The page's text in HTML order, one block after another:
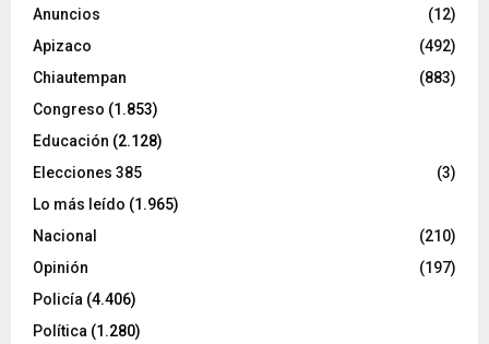
Anuncios
(12)
Apizaco
(492)
Chiautempan
(883)
Congreso (1.853)
Educación (2.128)
Elecciones 385
(3)
Lo más leído (1.965)
Nacional
(210)
Opinión
(197)
Policía (4.406)
Política (1.280)